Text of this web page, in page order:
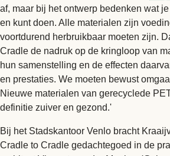
af, maar bij het ontwerp bedenken wat
en kunt doen. Alle materialen zijn
voortdurend herbruikbaar moeten zijn.
Cradle de nadruk op de kringloop van
hun samenstelling en de effecten
en prestaties. We moeten bewust
Nieuwe materialen van gerecyclede
definitie zuiver en gezond.'
Bij het Stadskantoor Venlo bracht
Cradle to Cradle gedachtegoed in de